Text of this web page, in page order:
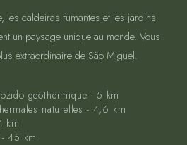
les caldeiras fumantes et les jardins
un paysage unique au monde. Vous
extraordinaire de São Miguel.
geothermique - 5 km
naturelles - 4,6 km
km
45 km